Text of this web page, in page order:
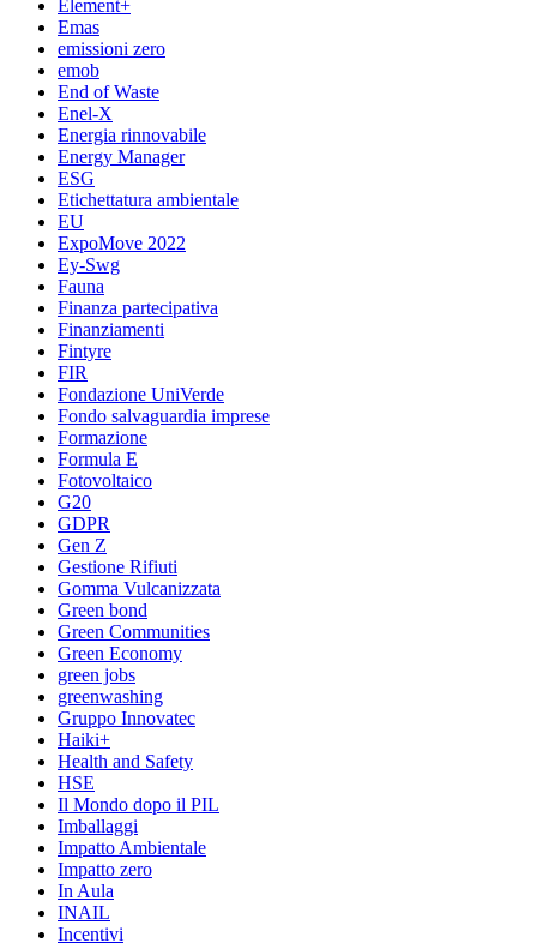
Element+
Emas
emissioni zero
emob
End of Waste
Enel-X
Energia rinnovabile
Energy Manager
ESG
Etichettatura ambientale
EU
ExpoMove 2022
Ey-Swg
Fauna
Finanza partecipativa
Finanziamenti
Fintyre
FIR
Fondazione UniVerde
Fondo salvaguardia imprese
Formazione
Formula E
Fotovoltaico
G20
GDPR
Gen Z
Gestione Rifiuti
Gomma Vulcanizzata
Green bond
Green Communities
Green Economy
green jobs
greenwashing
Gruppo Innovatec
Haiki+
Health and Safety
HSE
Il Mondo dopo il PIL
Imballaggi
Impatto Ambientale
Impatto zero
In Aula
INAIL
Incentivi